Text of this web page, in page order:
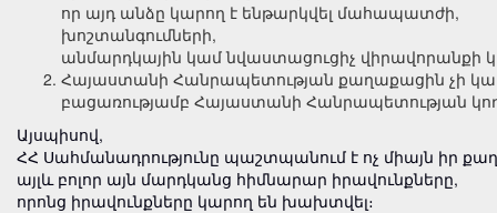
որ այդ անձը կարող է ենթարկվել մահապատժի,
խոշտանգումների,
անմարդկային կամ նվաստացուցիչ վիրավորանքի
Հայաստանի Հանրապետության քաղաքացին չի
բացառությամբ Հայաստանի Հանրապետության
Այսպիսով,
ՀՀ Սահմանադրությունը պաշտպանում է ոչ միայն իր
այլև բոլոր այն մարդկանց հիմնարար իրավունքները,
որոնց իրավունքները կարող են խախտվել։